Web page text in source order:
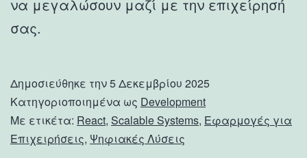
να μεγαλώσουν μαζί με την επιχείρησή
σας.
Δημοσιεύθηκε την5 Δεκεμβρίου 2025
Κατηγοριοποιημένα ως Development
Με ετικέτα: React, Scalable Systems, Εφαρμογές για
Επιχειρήσεις, Ψηφιακές Λύσεις